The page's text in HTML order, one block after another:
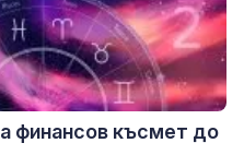
финансов късмет до